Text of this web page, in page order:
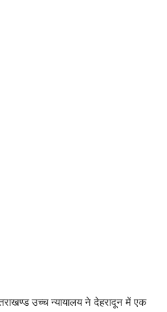
उच्च न्यायालय ने देहरादून में एक